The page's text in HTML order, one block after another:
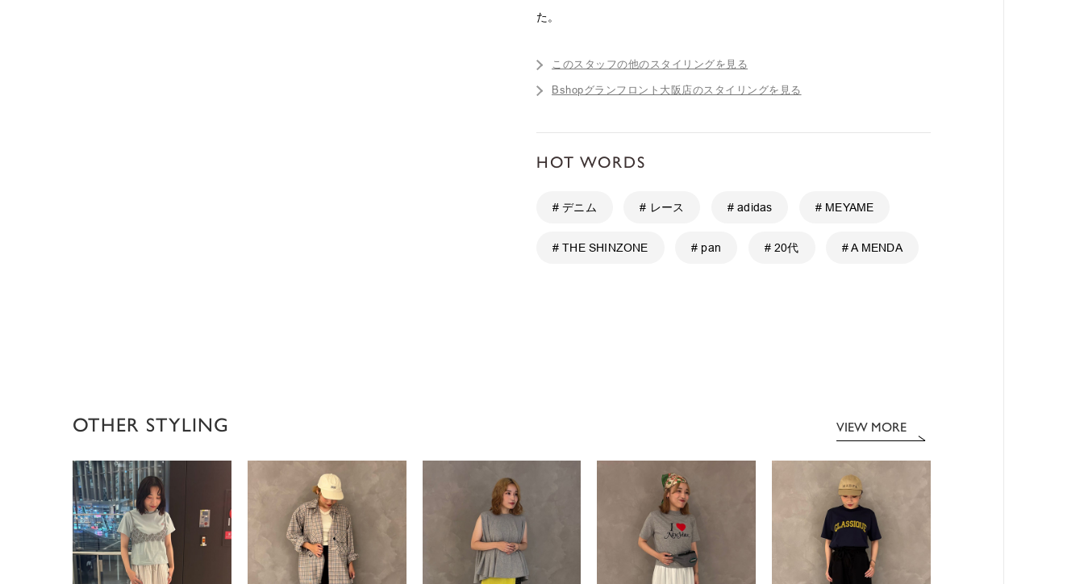
た。
このスタッフの他のスタイリングを見る
Bshopグランフロント大阪店のスタイリングを見る
HOT WORDS
# デニム # レース # adidas # MEYAME
# THE SHINZONE # pan # 20代 # A MENDA
OTHER STYLING VIEW MORE